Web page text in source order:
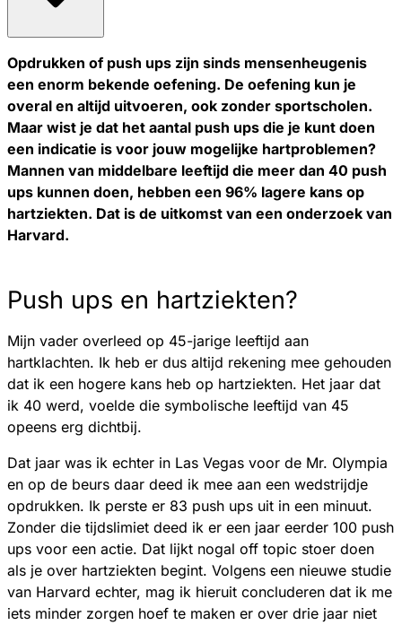
Opdrukken of push ups zijn sinds mensenheugenis
een enorm bekende oefening. De oefening kun je
overal en altijd uitvoeren, ook zonder sportscholen.
Maar wist je dat het aantal push ups die je kunt doen
een indicatie is voor jouw mogelijke hartproblemen?
Mannen van middelbare leeftijd die meer dan 40 push
ups kunnen doen, hebben een 96% lagere kans op
hartziekten. Dat is de uitkomst van een onderzoek van
Harvard.
Push ups en hartziekten?
Mijn vader overleed op 45-jarige leeftijd aan
hartklachten. Ik heb er dus altijd rekening mee gehouden
dat ik een hogere kans heb op hartziekten. Het jaar dat
ik 40 werd, voelde die symbolische leeftijd van 45
opeens erg dichtbij.
Dat jaar was ik echter in Las Vegas voor de Mr. Olympia
en op de beurs daar deed ik mee aan een wedstrijdje
opdrukken. Ik perste er 83 push ups uit in een minuut.
Zonder die tijdslimiet deed ik er een jaar eerder 100 push
ups voor een actie. Dat lijkt nogal off topic stoer doen
als je over hartziekten begint. Volgens een nieuwe studie
van Harvard echter, mag ik hieruit concluderen dat ik me
iets minder zorgen hoef te maken er over drie jaar niet